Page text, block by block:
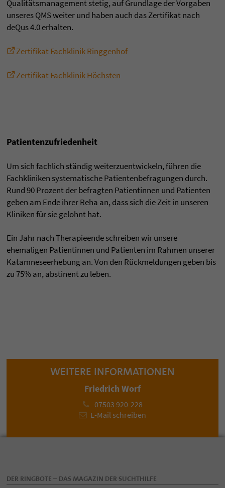
Qualitätsmanagement stetig,auf Grundlage der Vorgaben
unseres QMS weiter und haben auch das Zertifikat nach
deQus 4.0 erhalten.
Zertifikat Fachklinik Ringgenhof
Zertifikat Fachklinik Höchsten
Patientenzufriedenheit
Um sich fachlich ständig weiterzuentwickeln, führen die
Fachkliniken systematische Patientenbefragungen durch.
Rund 90 Prozent der befragten Patientinnen und Patienten
geben am Ende ihrer Reha an, dass sich die Zeit in unseren
Kliniken für sie gelohnt hat.
Ein Jahr nach Therapieende schreiben wir unsere
ehemaligen Patientinnen und Patienten im Rahmen unserer
Katamneseerhebung an. Von den Rückmeldungen geben bis
zu 75% an, abstinent zu leben.
WEITERE INFORMATIONEN
Friedrich Worf
07503 920-228
E-Mail schreiben
DER RINGBOTE – DAS MAGAZIN DER SUCHTHILFE